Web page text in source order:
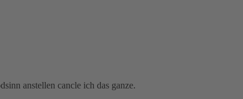
anstellen cancle ich das ganze.